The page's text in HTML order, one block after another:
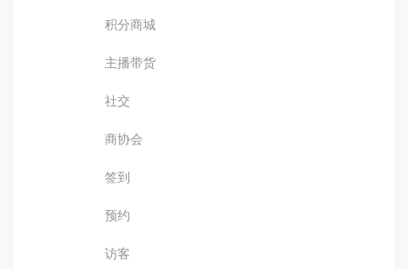
积分商城
主播带货
社交
商协会
签到
预约
访客